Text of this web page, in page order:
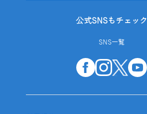
公式SNSもチェック
SNS一覧